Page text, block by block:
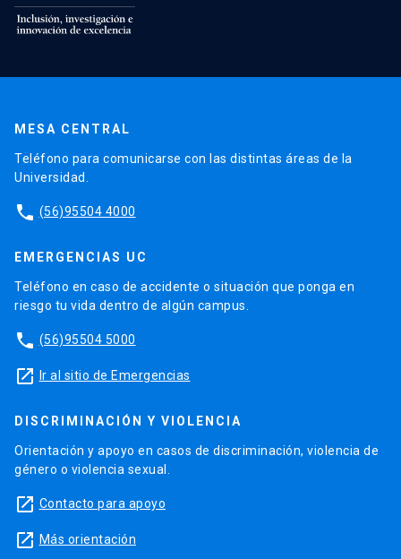
MESA CENTRAL
Teléfono para comunicarse con las distintas áreas de la
Universidad.
phone (56)95504 4000
EMERGENCIAS UC
Teléfono en caso de accidente o situación que ponga en
riesgo tu vida dentro de algún campus.
phone (56)95504 5000
launch Ir al sitio de Emergencias
DISCRIMINACIÓN Y VIOLENCIA
Orientación y apoyo en casos de discriminación, violencia de
género o violencia sexual.
launch Contacto para apoyo
launch Más orientación